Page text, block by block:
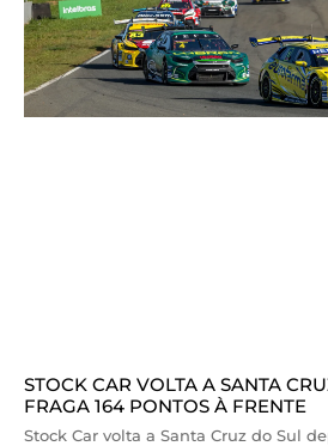
STOCK CAR VOLTA A SANTA
FRAGA 164 PONTOS À FRENTE
Stock Car volta a Santa Cruz do Sul